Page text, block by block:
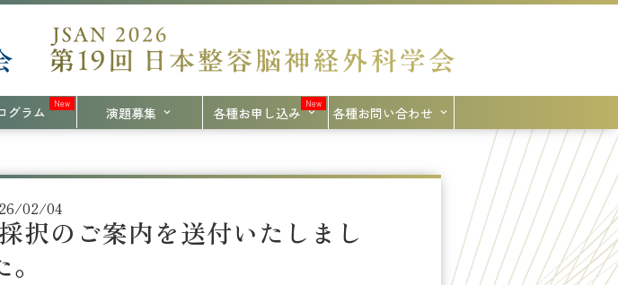
グラム 演題募集 各種お申し込み 各種お問い合わせ
02/04
択のご案内を送付いたしまし
。